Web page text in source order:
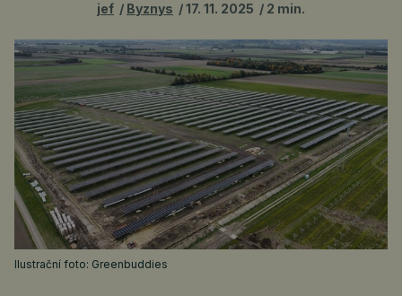
jef Byznys 17. 11. 2025 2 min.
Ilustrační foto: Greenbuddies